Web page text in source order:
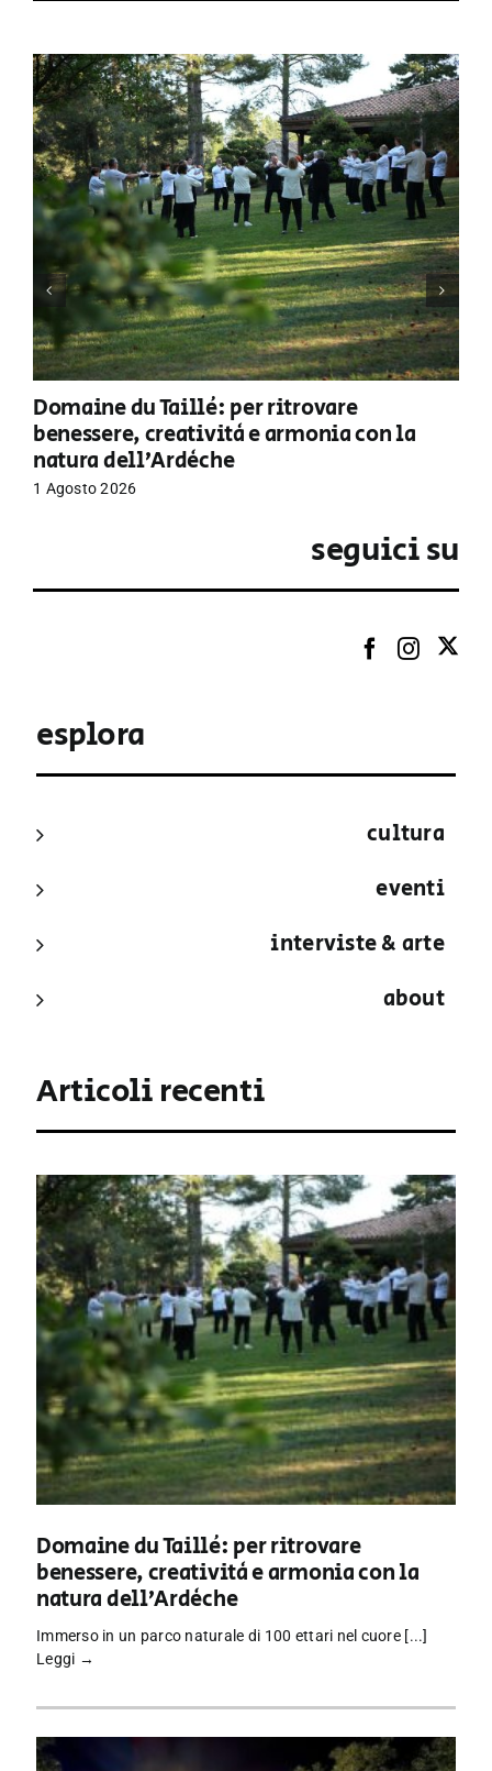
Domaine du Taillé: per ritrovare
benessere, creatività e armonia con la
natura dell’Ardèche
1 Agosto 2026
seguici su
esplora
cultura
eventi
interviste & arte
about
Articoli recenti
Domaine du Taillé: per ritrovare
benessere, creatività e armonia con la
natura dell’Ardèche
Immerso in un parco naturale di 100 ettari nel cuore [...]
Leggi →